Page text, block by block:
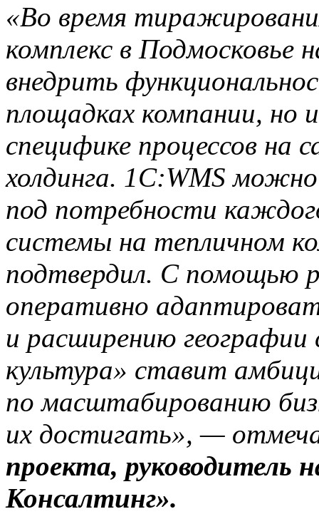
«Во время
комплекс в Подмосковье
внедрить
площадках компании, но
специфике процессов на
холдинга. 1С:WMS
под потребности
системы на тепличном
подтвердил. С помощью
оперативно
и расширению
культура» ставит
по масштабированию
их достигать», —
проекта, руководитель
Консалтинг».